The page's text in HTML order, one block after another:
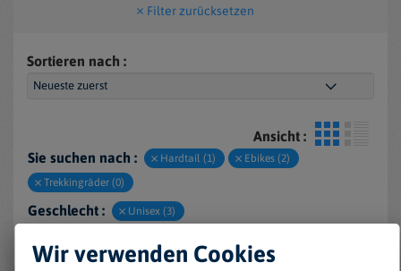
Filter zurücksetzen
Sortieren nach :
Ansicht :
Sie suchen nach :
Hardtail (1)
Ebikes (2)
Trekkingräder (0)
Geschlecht : Unisex (3)
Wir verwenden Cookies